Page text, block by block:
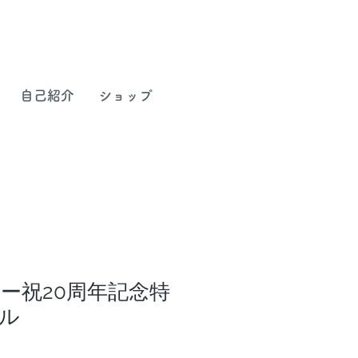
自己紹介 ショップ
祝20周年記念特